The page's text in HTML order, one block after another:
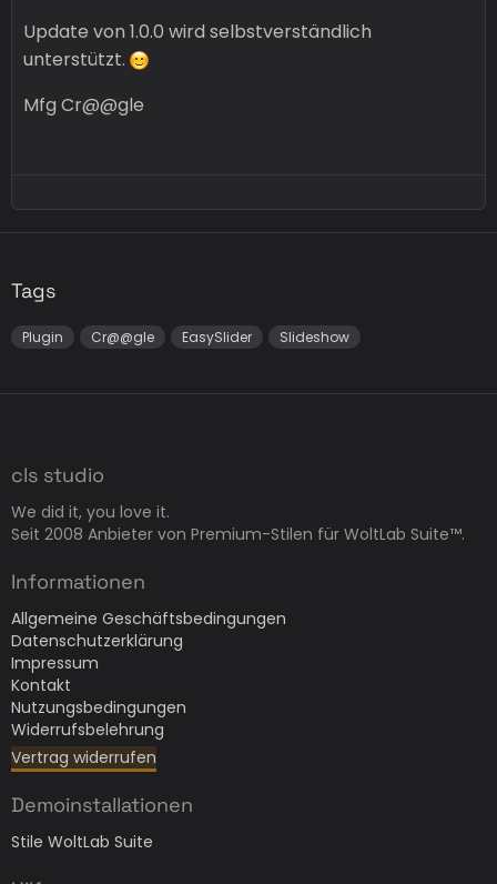
Update von 1.0.0 wird selbstverständlich
unterstützt.
Mfg Cr@@gle
Tags
Plugin Cr@@gle EasySlider Slideshow
cls studio
We did it, you love it.
Seit 2008 Anbieter von Premium-Stilen für WoltLab Suite™.
Informationen
Allgemeine Geschäftsbedingungen
Datenschutzerklärung
Impressum
Kontakt
Nutzungsbedingungen
Widerrufsbelehrung
Vertrag widerrufen
Demoinstallationen
Stile WoltLab Suite